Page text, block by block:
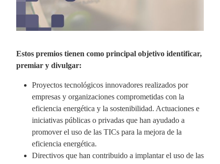
Estos premios tienen como principal objetivo identificar,
premiar y divulgar:
Proyectos tecnológicos innovadores realizados por
empresas y organizaciones comprometidas con la
eficiencia energética y la sostenibilidad. Actuaciones e
iniciativas públicas o privadas que han ayudado a
promover el uso de las TICs para la mejora de la
eficiencia energética.
Directivos que han contribuido a implantar el uso de las